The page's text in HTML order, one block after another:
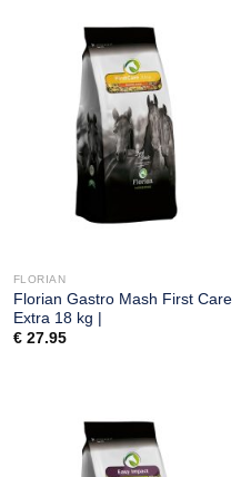
FLORIAN
Florian Gastro Mash First Care
Extra 18 kg |
€27.95